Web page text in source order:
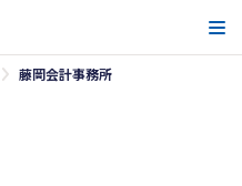
藤岡会計事務所